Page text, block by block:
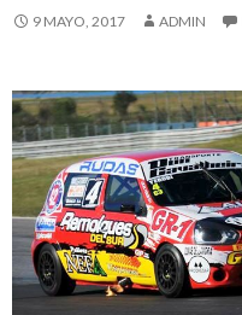
9 MAYO, 2017 ADMIN